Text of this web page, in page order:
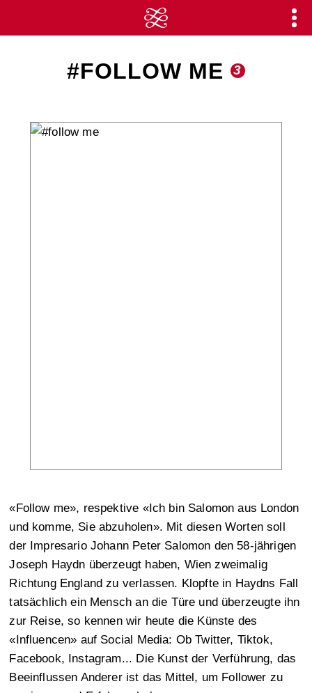
#FOLLOW ME 3
«Follow me», respektive «Ich bin Salomon aus London
und komme, Sie abzuholen». Mit diesen Worten soll
der Impresario Johann Peter Salomon den 58-jährigen
Joseph Haydn überzeugt haben, Wien zweimalig
Richtung England zu verlassen. Klopfte in Haydns Fall
tatsächlich ein Mensch an die Türe und überzeugte ihn
zur Reise, so kennen wir heute die Künste des
«Influencen» auf Social Media: Ob Twitter, Tiktok,
Facebook, Instagram... Die Kunst der Verführung, das
Beeinflussen Anderer ist das Mittel, um Follower zu